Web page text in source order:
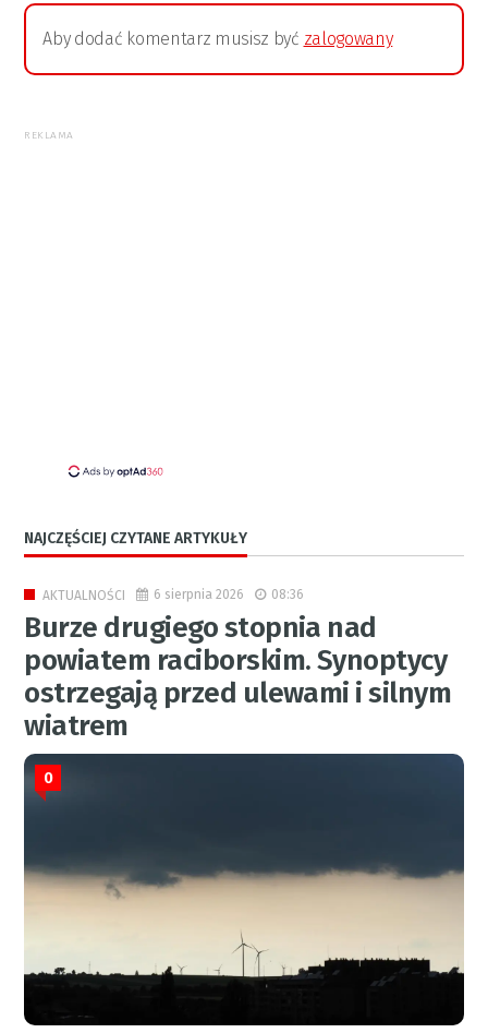
Aby dodać komentarz musisz być zalogowany
REKLAMA
NAJCZĘŚCIEJ CZYTANE ARTYKUŁY
AKTUALNOŚCI 6 sierpnia 2026 08:36
Burze drugiego stopnia nad
powiatem raciborskim. Synoptycy
ostrzegają przed ulewami i silnym
wiatrem
0